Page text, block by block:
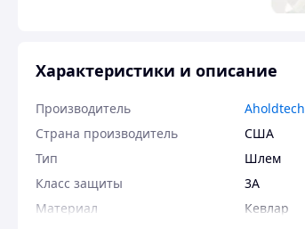
Характеристики и описание
Производитель
Aholdtech
Страна производитель
США
Тип
Шлем
Класс защиты
3А
Материал
Кевлар